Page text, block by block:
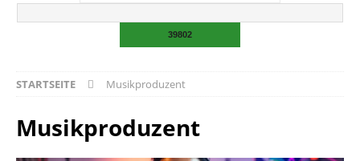
STARTSEITE Musikproduzent
Musikproduzent